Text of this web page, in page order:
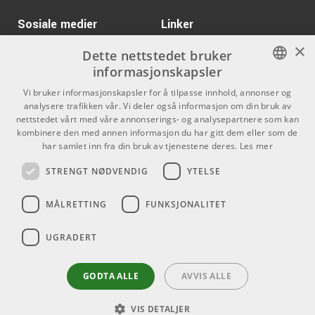
Typ:Baslåda
Piezo
Effekttålighet (RMS):300 W
Frekvensomfång:40 Hz – 18 kHz
Delningsfrekvens:3,5 kHz
Känslighet:101 dB SPL
Impedans:8 ohm
Basreflexport:
Mått (B × H × D):57,8 × 60 × 47 cm
Vikt:
Marshall JCM800
2203MS Modified Head
ARTIKKELNUMMER 1089333
Fender Supersonic 22
Black
ARTIKKELNUMMER 1028407
Kr 18238/stk
Electro Harmonix EL84-
EH
AC30
Sosiale medier Linker
Om Oss
Kontakt oss
Kjøpsvilkår
Butikken
Varemerker
0555 Oslo
NORWEGIAN
×
Dette nettstedet bruker
informasjonskapsler
Vi bruker informasjonskapsler for å tilpasse innhold, annonser og
analysere trafikken vår. Vi deler også informasjon om din bruk av
nettstedet vårt med våre annonserings- og analysepartnere som kan
kombinere den med annen informasjon du har gitt dem eller som de
har samlet inn fra din bruk av tjenestene deres. Les mer
STRENGT NØDVENDIG YTELSE
MÅLRETTING FUNKSJONALITET
UGRADERT
GODTA ALLE AVVIS ALLE
VIS DETALJER